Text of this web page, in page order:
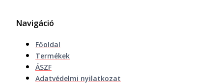
Navigáció
Főoldal
Termékek
ÁSZF
Adatvédelmi nyilatkozat